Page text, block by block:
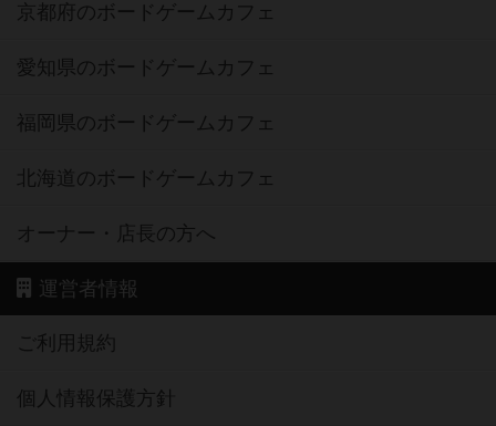
京都府のボードゲームカフェ
愛知県のボードゲームカフェ
福岡県のボードゲームカフェ
北海道のボードゲームカフェ
オーナー・店長の方へ
運営者情報
ご利用規約
個人情報保護方針